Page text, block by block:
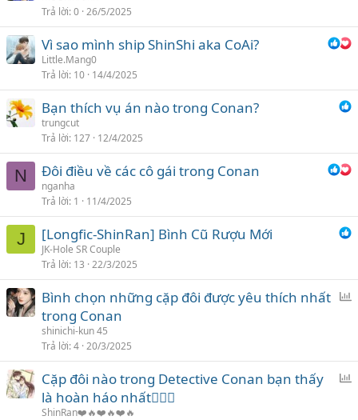
Trả lời 0 26/5/2025
Vì sao mình ship ShinShi aka CoAi?
Little.Mang0
Trả lời 10 14/4/2025
Bạn thích vụ án nào trong Conan?
trungcut
Trả lời 127 12/4/2025
N Đôi điều về các cô gái trong Conan
nganha
Trả lời 1 11/4/2025
J [Longfic-ShinRan] Bình Cũ Rượu Mới
JK-Hole SR Couple
Trả lời 13 22/3/2025
c
h
Bình chọn những cặp đôi được yêu thích nhất
trong Conan
shinichi-kun 45
Trả lời 4 20/3/2025
Cặp đôi nào trong Detective Conan bạn thấy
là hoàn háo nhất❤️‍🔥💋
ShinRan❤️🔥❤️🔥❤️🔥